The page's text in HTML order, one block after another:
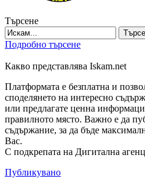
Търсене
Подробно търсене
Какво представлява Iskam.net
Платформата е безплатна и
споделянето на интересно
или предлагате ценна
правилното място. Важно е да
съдържание, за да бъде
Вас.
С подкрепата на Дигитална
Публикувано